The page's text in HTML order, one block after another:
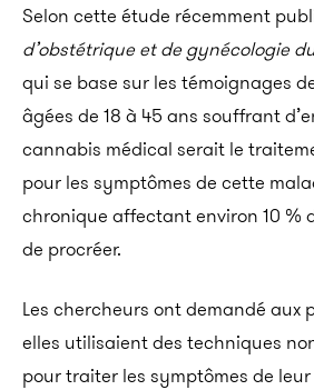
Selon cette étude récemment
d’obstétrique et de gynécologie
qui se base sur les témoignages
âgées de 18 à 45 ans souffrant
cannabis médical serait le
pour les symptômes de cette
chronique affectant environ 10 %
de procréer.
Les chercheurs ont demandé aux
elles utilisaient des techniques
pour traiter les symptômes de